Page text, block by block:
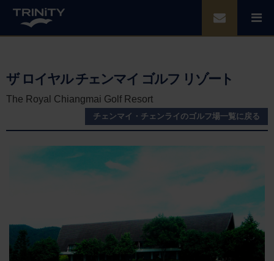
ザ ロイヤル チェンマイ ゴルフ リゾート
The Royal Chiangmai Golf Resort
チェンマイ・チェンライのゴルフ場一覧に戻る